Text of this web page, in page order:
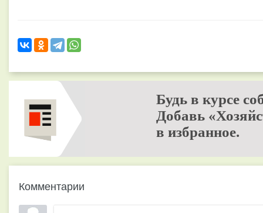
Будь в курсе
Добавь
в избранное.
Комментарии